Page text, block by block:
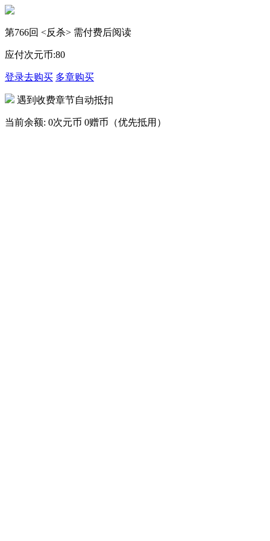
第766回 <反杀> 需付费后阅读
应付次元币:80
登录去购买 多章购买
遇到收费章节自动抵扣
当前余额: 0次元币 0赠币（优先抵用）